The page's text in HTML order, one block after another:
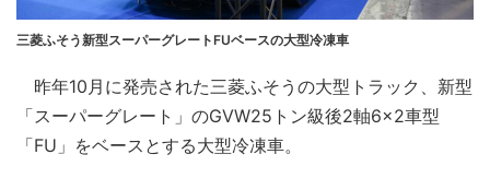
三菱ふそう新型スーパーグレートFUベースの大型冷凍車
昨年10月に発売された三菱ふそうの大型トラック、新型
「スーパーグレート」のGVW25トン級後2軸6×2車型
「FU」をベースとする大型冷凍車。